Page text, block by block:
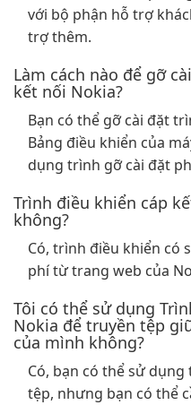
với bộ phận hỗ trợ
trợ thêm.
Làm cách nào để gỡ
kết nối Nokia?
Bạn có thể gỡ cài đặt
Bảng điều khiển của
dụng trình gỡ cài đặt
Trình điều khiển cáp
không?
Có, trình điều khiển có
phí từ trang web của
Tôi có thể sử dụng
Nokia để truyền tệp
của mình không?
Có, bạn có thể sử
tệp, nhưng bạn có thể